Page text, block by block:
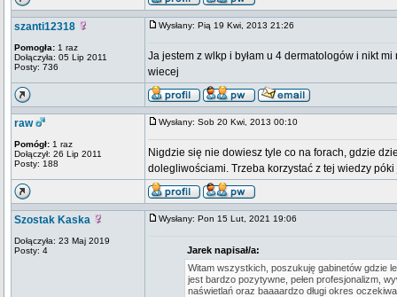
szanti12318
Pomogła: 1 raz
Dołączyła: 05 Lip 2011
Posty: 736
Wysłany: Pią 19 Kwi, 2013 21:26
Ja jestem z wlkp i byłam u 4 dermatologów i nikt
wiecej
raw
Pomógł: 1 raz
Dołączył: 26 Lip 2011
Posty: 188
Wysłany: Sob 20 Kwi, 2013 00:10
Nigdzie się nie dowiesz tyle co na forach, gdzie
dolegliwościami. Trzeba korzystać z tej wiedzy póki
Szostak Kaska
Dołączyła: 23 Maj 2019
Posty: 4
Wysłany: Pon 15 Lut, 2021 19:06
Jarek napisał/a:
Witam wszystkich, poszukuję gabinetów gdzie
jest bardzo pozytywne, pełen profesjonalizm,
naświetlań oraz baaaardzo długi okres